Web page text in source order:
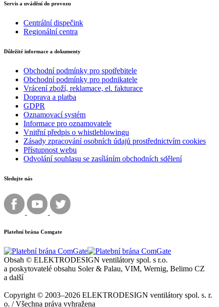
Servis a uvádění do provozu
Centrální dispečink
Regionální centra
Důležité informace a dokumenty
Obchodní podmínky pro spotřebitele
Obchodní podmínky pro podnikatele
Vrácení zboží, reklamace, el. fakturace
Doprava a platba
GDPR
Oznamovací systém
Informace pro oznamovatele
Vnitřní předpis o whistleblowingu
Zásady zpracování osobních údajů prostřednictvím cookies
Přístupnost webu
Odvolání souhlasu se zasíláním obchodních sdělení
Sledujte nás
Platební brána Comgate
Obsah © ELEKTRODESIGN ventilátory spol. s r.o.
a poskytovatelé obsahu Soler & Palau, VIM, Wernig, Belimo CZ
a další
Copyright © 2003–2026 ELEKTRODESIGN ventilátory spol. s. r.
o. / Všechna práva vyhražena